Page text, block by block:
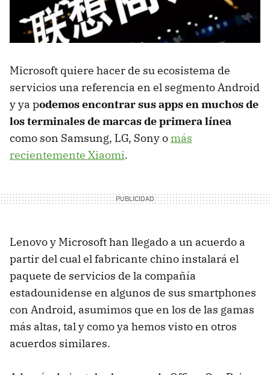
Microsoft quiere hacer de su ecosistema de
servicios una referencia en el segmento Android
y ya podemos encontrar sus apps en muchos de
los terminales de marcas de primera línea
como son Samsung, LG, Sony o más
recientemente Xiaomi.
Lenovo y Microsoft han llegado a un acuerdo a
partir del cual el fabricante chino instalará el
paquete de servicios de la compañía
estadounidense en algunos de sus smartphones
con Android, asumimos que en los de las gamas
más altas, tal y como ya hemos visto en otros
acuerdos similares.